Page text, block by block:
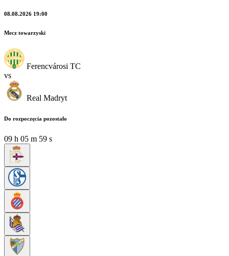
08.08.2026 19:00
Mecz towarzyski
Ferencvárosi TC
vs
Real Madryt
Do rozpoczęcia pozostało
09 h 05 m 59 s